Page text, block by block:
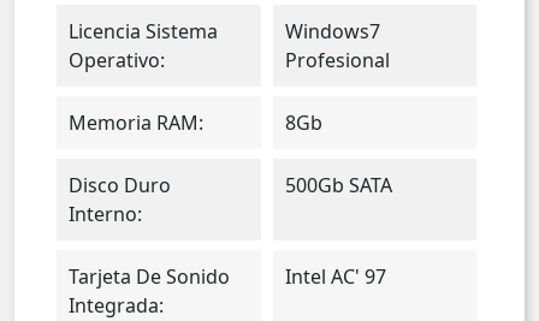
Licencia Sistema
Operativo:
Windows7
Profesional
Memoria RAM: 8Gb
Disco Duro
Interno:
500Gb SATA
Tarjeta De Sonido
Integrada:
Intel AC' 97